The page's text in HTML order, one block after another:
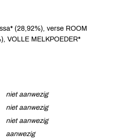
(28,92%), verse ROOM
VOLLE MELKPOEDER*
niet aanwezig
niet aanwezig
niet aanwezig
aanwezig